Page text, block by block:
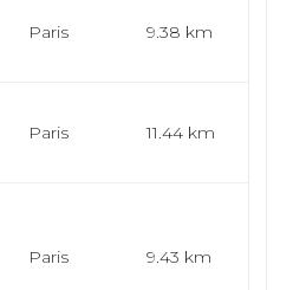
Paris 9.38 km
Paris 11.44 km
Paris 9.43 km